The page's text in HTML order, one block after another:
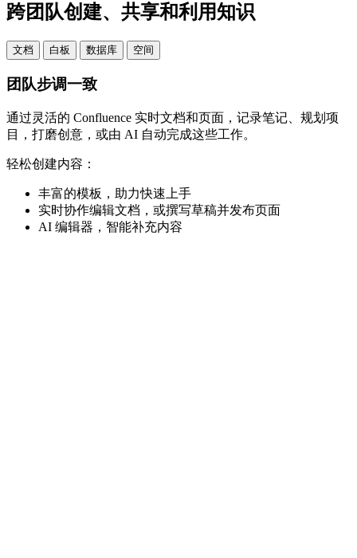
跨团队创建、共享和利用知识
文档 白板 数据库 空间
团队步调一致
通过灵活的 Confluence 实时文档和页面，记录笔记、规划项
目，打磨创意，或由 AI 自动完成这些工作。
轻松创建内容：
丰富的模板，助力快速上手
实时协作编辑文档，或撰写草稿并发布页面
AI 编辑器，智能补充内容